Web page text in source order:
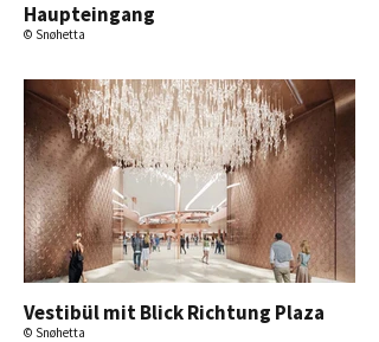
Haupteingang
© Snøhetta
Vestibül mit Blick Richtung Plaza
© Snøhetta